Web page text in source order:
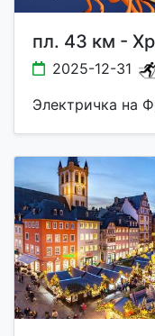
пл. 43 км -
2025-12-31
Электричка на